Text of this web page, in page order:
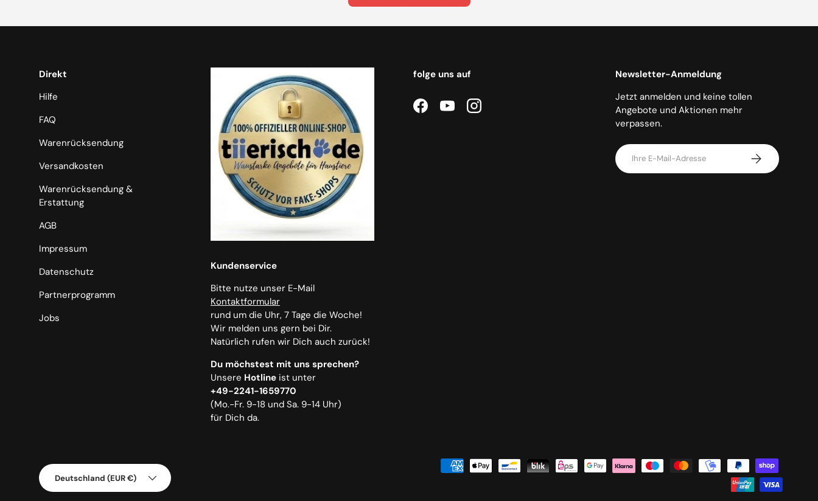
Direkt
Hilfe
FAQ
Warenrücksendung
Versandkosten
Warenrücksendung &
Erstattung
AGB
Impressum
Datenschutz
Partnerprogramm
Jobs
Kundenservice
Bitte nutze unser E-Mail
Kontaktformular
rund um die Uhr, 7 Tage die Woche!
Wir melden uns gern bei Dir.
Natürlich rufen wir Dich auch zurück!
Du möchstest mit uns sprechen?
Unsere Hotlineist unter
+49-2241-1659770
(Mo.-Fr. 9-18 und Sa. 9-14 Uhr)
für Dich da.
folge uns auf
FacebookYouTubeInstagram
Newsletter-Anmeldung
Jetzt anmelden und keine tollen
Angebote und Aktionen mehr
verpassen.
E-Mail
Abonnieren
Zahlungsmethoden
Land/Region
Deutschland (EUR €)